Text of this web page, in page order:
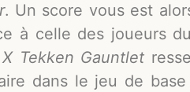
. Un score vous est
à celle des joueurs
Tekken Gauntlet
dans le jeu de base